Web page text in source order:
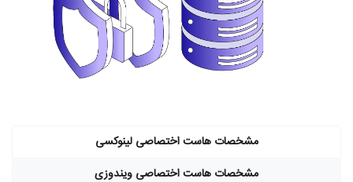
مشخصات هاست اختصاصی لینوکسی
مشخصات هاست اختصاصی ویندوزی